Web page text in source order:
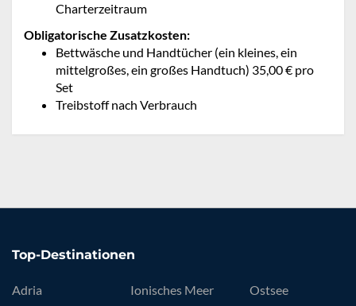
Charterzeitraum
Obligatorische Zusatzkosten:
Bettwäsche und Handtücher (ein kleines, ein
mittelgroßes, ein großes Handtuch) 35,00 € pro
Set
Treibstoff nach Verbrauch
Top-Destinationen
Adria
Ionisches Meer
Ostsee